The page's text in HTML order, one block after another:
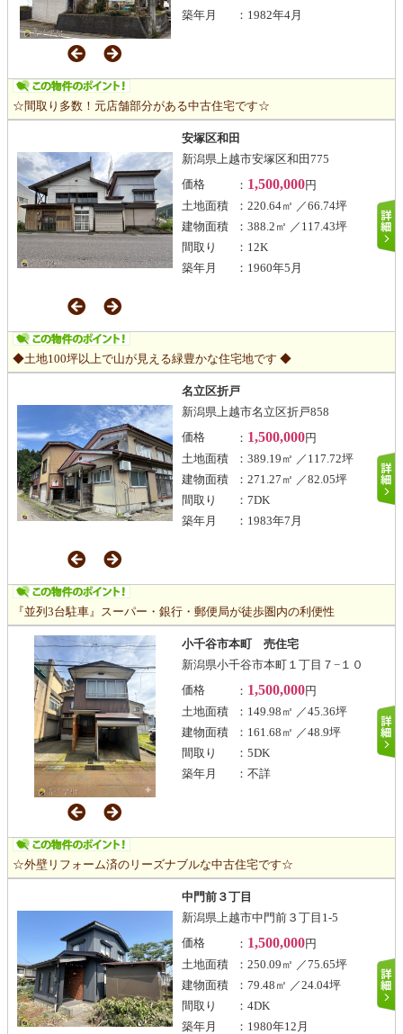
築年月
：1982年4月
☆間取り多数！元店舗部分がある中古住宅です☆
安塚区和田
新潟県上越市安塚区和田775
価格
： 1,500,000円
土地面積
：220.64㎡ ／66.74坪
建物面積
：388.2㎡ ／117.43坪
間取り
：12K
築年月
：1960年5月
◆土地100坪以上で山が見える緑豊かな住宅地です ◆
名立区折戸
新潟県上越市名立区折戸858
価格
： 1,500,000円
土地面積
：389.19㎡ ／117.72坪
建物面積
：271.27㎡ ／82.05坪
間取り
：7DK
築年月
：1983年7月
『並列3台駐車』スーパー・銀行・郵便局が徒歩圏内の利便性
小千谷市本町 売住宅
新潟県小千谷市本町１丁目７−１０
価格
： 1,500,000円
土地面積
：149.98㎡ ／45.36坪
建物面積
：161.68㎡ ／48.9坪
間取り
：5DK
築年月
：不詳
☆外壁リフォーム済のリーズナブルな中古住宅です☆
中門前３丁目
新潟県上越市中門前３丁目1-5
価格
： 1,500,000円
土地面積
：250.09㎡ ／75.65坪
建物面積
：79.48㎡ ／24.04坪
間取り
：4DK
築年月
：1980年12月